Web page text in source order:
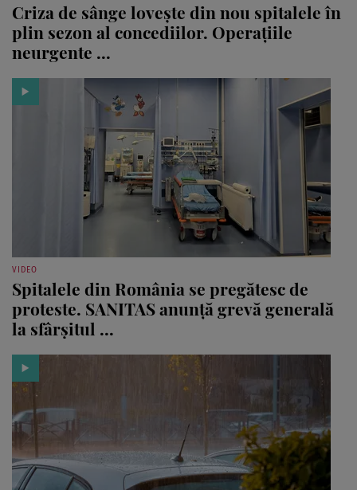
Criza de sânge lovește din nou spitalele în
plin sezon al concediilor. Operațiile
neurgente ...
VIDEO
Spitalele din România se pregătesc de
proteste. SANITAS anunță grevă generală
la sfârșitul ...